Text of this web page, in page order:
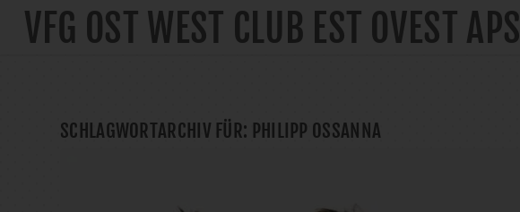
VFG OST WEST CLUB EST OVEST APS
SCHLAGWORTARCHIV FÜR: PHILIPP OSSANNA